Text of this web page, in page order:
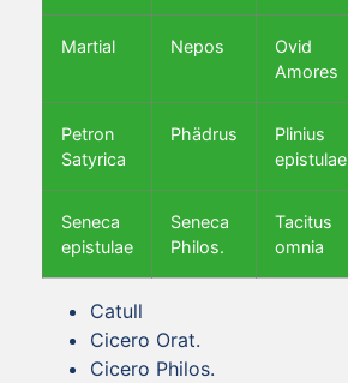
Martial Nepos
Ovid
Amores
Petron
Satyrica
Phädrus
Plinius
epistulae
Seneca
epistulae
Seneca
Philos.
Tacitus
omnia
Catull
Cicero Orat.
Cicero Philos.